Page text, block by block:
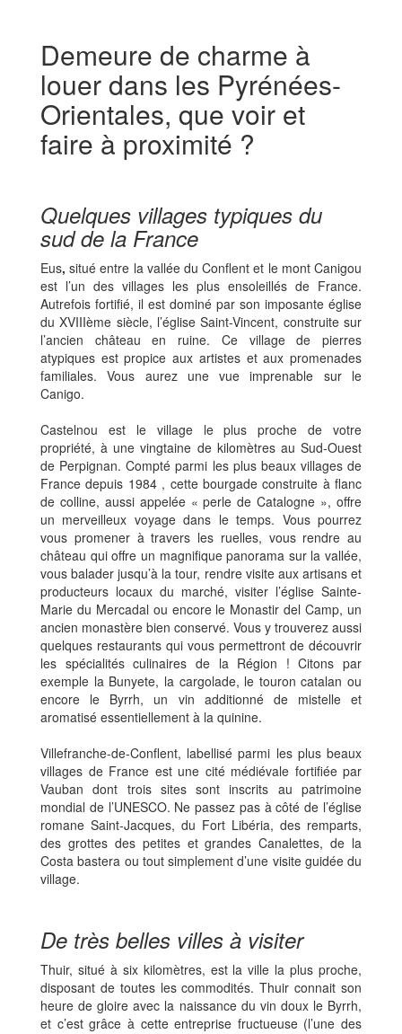
Demeure de charme à
louer dans les Pyrénées-
Orientales, que voir et
faire à proximité ?
Quelques villages typiques du
sud de la France
Eus, situé entre la vallée du Conflent et le mont Canigou
est l’un des villages les plus ensoleillés de France.
Autrefois fortifié, il est dominé par son imposante église
du XVIIIème siècle, l’église Saint-Vincent, construite sur
l’ancien château en ruine. Ce village de pierres
atypiques est propice aux artistes et aux promenades
familiales. Vous aurez une vue imprenable sur le
Canigo.
Castelnou
est le village le plus proche de votre
propriété, à une vingtaine de kilomètres au Sud-Ouest
de Perpignan. Compté parmi les plus beaux villages de
France depuis 1984 , cette bourgade construite à flanc
de colline, aussi appelée « perle de Catalogne », offre
un merveilleux voyage dans le temps. Vous pourrez
vous promener à travers les ruelles, vous rendre au
château qui offre un magnifique panorama sur la vallée,
vous balader jusqu’à la tour, rendre visite aux artisans et
producteurs locaux du marché, visiter l’église Sainte-
Marie du Mercadal ou encore le Monastir del Camp, un
ancien monastère bien conservé. Vous y trouverez aussi
quelques restaurants qui vous permettront de découvrir
les spécialités culinaires de la Région ! Citons par
exemple la Bunyete, la cargolade, le touron catalan ou
encore le Byrrh, un vin additionné de mistelle et
aromatisé essentiellement à la quinine.
Villefranche-de-Conflent, labellisé parmi les plus beaux
villages de France est une cité médiévale fortifiée par
Vauban dont trois sites sont inscrits au patrimoine
mondial de l’UNESCO. Ne passez pas à côté de l’église
romane Saint-Jacques, du Fort Libéria, des remparts,
des grottes des petites et grandes Canalettes, de la
Costa bastera ou tout simplement d’une visite guidée du
village.
De très belles villes à visiter
Thuir, situé à six kilomètres, est la ville la plus proche,
disposant de toutes les commodités. Thuir connait son
heure de gloire avec la naissance du vin doux le Byrrh,
et c’est grâce à cette entreprise fructueuse (l’une des